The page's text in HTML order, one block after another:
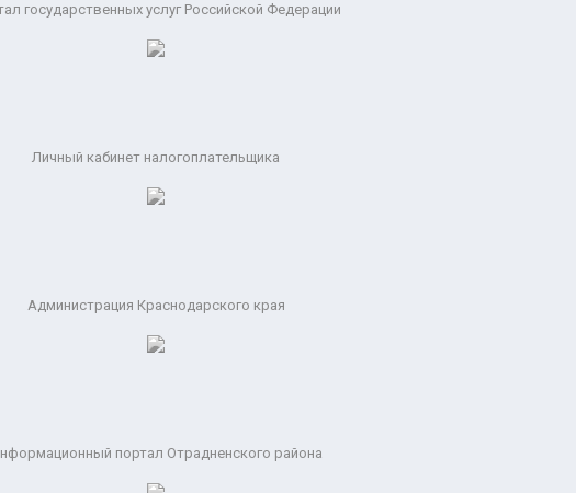
государственных услуг Российской Федерации
Личный кабинет налогоплательщика
Администрация Краснодарского края
портал Отрадненского района